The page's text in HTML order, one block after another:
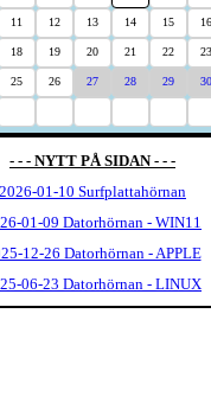
11 12 13 14 15 16
18 19 20 21 22 23
25 26 27 28 29 30
- - - NYTT PÅ SIDAN - - -
2026-01-10 Surfplattahörnan
01-09 Datorhörnan - WIN11
12-26 Datorhörnan - APPLE
06-23 Datorhörnan - LINUX